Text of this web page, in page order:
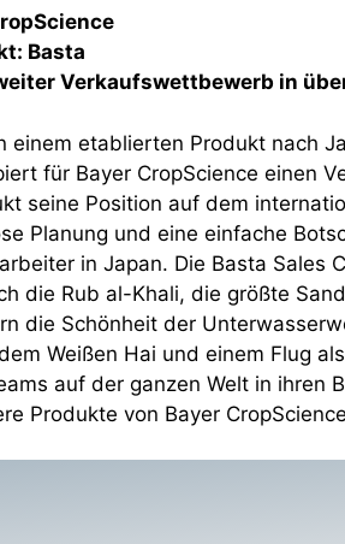
Basta
Verkaufswettbewerb in
einem etablierten Produkt nach
für Bayer CropScience einen
seine Position auf dem
Planung und eine einfache
in Japan. Die Basta Sales
die Rub al-Khali, die größte
die Schönheit der
Weißen Hai und einem Flug
auf der ganzen Welt in ihren
Produkte von Bayer